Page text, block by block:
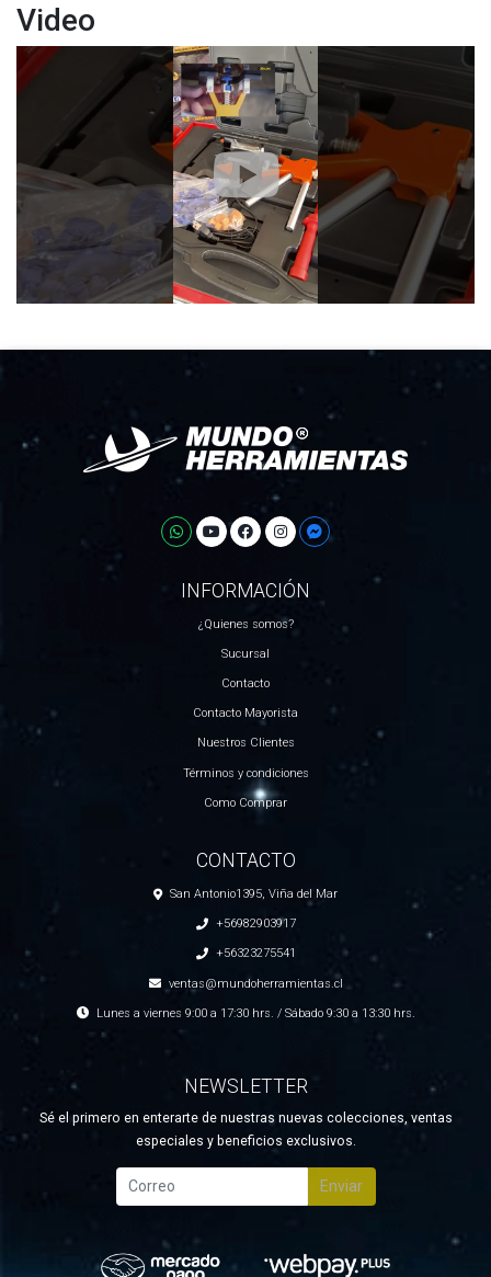
Video
INFORMACIÓN
¿Quienes somos?
Sucursal
Contacto
Contacto Mayorista
Nuestros Clientes
Términos y condiciones
Como Comprar
CONTACTO
San Antonio1395, Viña del Mar
+56982903917
+56323275541
ventas@mundoherramientas.cl
Lunes a viernes 9:00 a 17:30 hrs. / Sábado 9:30 a 13:30 hrs.
NEWSLETTER
Sé el primero en enterarte de nuestras nuevas colecciones, ventas
especiales y beneficios exclusivos.
Enviar